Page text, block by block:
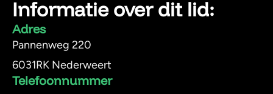
Informatie over dit lid:
Adres
Pannenweg 220
6031RK Nederweert
Telefoonnummer